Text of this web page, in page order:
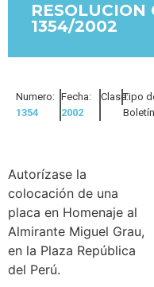
RESOLUCION
1354/2002
Numero:
1354
Fecha:
2002
Clase:Tipo
Autorízase la
colocación de una
placa en Homenaje al
Almirante Miguel Grau,
en la Plaza República
del Perú.